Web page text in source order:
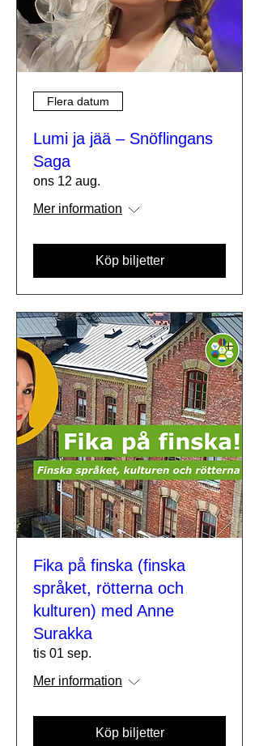
Flera datum
Lumi ja jää – Snöflingans
Saga
ons 12 aug.
Mer information
Köp biljetter
Fika på finska (finska
språket, rötterna och
kulturen) med Anne
Surakka
tis 01 sep.
Mer information
Köp biljetter